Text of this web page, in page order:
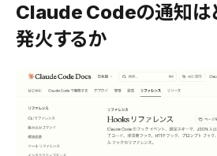
Claude Codeの通知は
発火するか